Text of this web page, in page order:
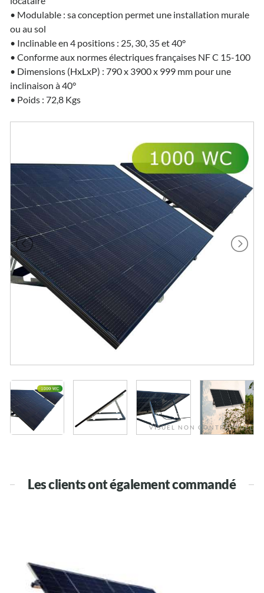
• Modulable : sa conception permet une installation murale
ou au sol
• Inclinable en 4 positions : 25, 30, 35 et 40°
• Conforme aux normes électriques françaises NF C 15-100
• Dimensions (HxLxP) : 790 x 3900 x 999 mm pour une
inclinaison à 40°
• Poids : 72,8 Kgs
VISUEL NON CONTRACTUEL
Les clients ont également commandé